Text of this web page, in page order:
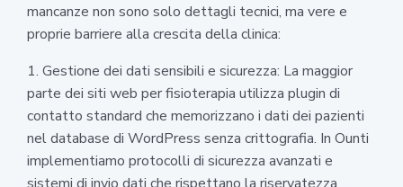
mancanze non sono solo dettagli tecnici, ma vere e
proprie barriere alla crescita della clinica:
1. Gestione dei dati sensibili e sicurezza: La maggior
parte dei siti web per fisioterapia utilizza plugin di
contatto standard che memorizzano i dati dei pazienti
nel database di WordPress senza crittografia. In Ounti
implementiamo protocolli di sicurezza avanzati e